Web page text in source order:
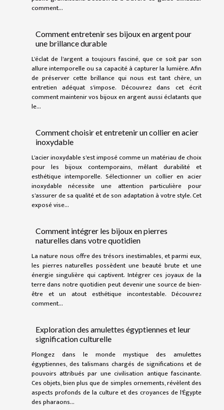
comment...
Comment entretenir ses bijoux en argent pour
une brillance durable
L'éclat de l'argent a toujours fasciné, que ce soit par son
allure intemporelle ou sa capacité à capturer la lumière. Afin
de préserver cette brillance qui nous est tant chère, un
entretien adéquat s'impose. Découvrez dans cet écrit
comment maintenir vos bijoux en argent aussi éclatants que
le...
Comment choisir et entretenir un collier en acier
inoxydable
L'acier inoxydable s'est imposé comme un matériau de choix
pour les bijoux contemporains, mêlant durabilité et
esthétique intemporelle. Sélectionner un collier en acier
inoxydable nécessite une attention particulière pour
s'assurer de sa qualité et de son adaptation à votre style. Cet
exposé vise...
Comment intégrer les bijoux en pierres
naturelles dans votre quotidien
La nature nous offre des trésors inestimables, et parmi eux,
les pierres naturelles possèdent une beauté brute et une
énergie singulière qui captivent. Intégrer ces joyaux de la
terre dans notre quotidien peut devenir une source de bien-
être et un atout esthétique incontestable. Découvrez
comment...
Exploration des amulettes égyptiennes et leur
signification culturelle
Plongez dans le monde mystique des amulettes
égyptiennes, des talismans chargés de significations et de
pouvoirs attribués par une civilisation antique fascinante.
Ces objets, bien plus que de simples ornements, révèlent des
aspects profonds de la culture et des croyances de l'Égypte
des pharaons...